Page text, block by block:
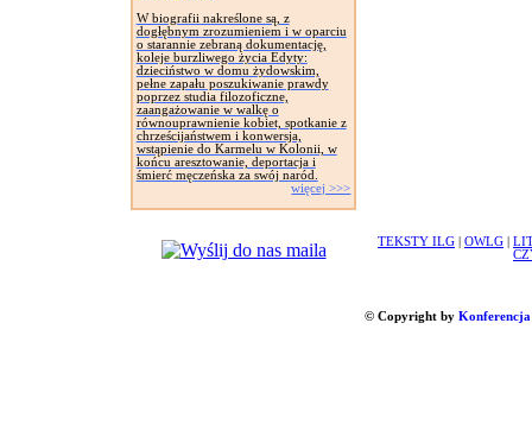
W biografii nakreślone są, z
dogłębnym zrozumieniem i w oparciu
o starannie zebraną dokumentację,
koleje burzliwego życia Edyty:
dzieciństwo w domu żydowskim,
pełne zapału poszukiwanie prawdy
poprzez studia filozoficzne,
zaangażowanie w walkę o
równouprawnienie kobiet, spotkanie z
chrześcijaństwem i konwersja,
wstąpienie do Karmelu w Kolonii, w
końcu aresztowanie, deportacja i
śmierć męczeńska za swój naród.
więcej >>>
TEKSTY ILG OWLG
© Copyright by Konferencja